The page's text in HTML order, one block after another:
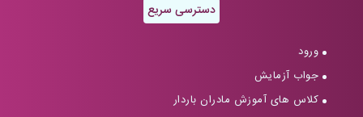
دسترسی سریع
ورود
جواب آزمایش
کلاس های آموزش مادران باردار